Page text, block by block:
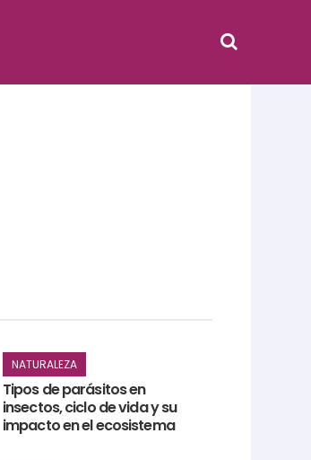
NATURALEZA
Tipos de parásitos en
insectos, ciclo de vida y su
impacto en el ecosistema